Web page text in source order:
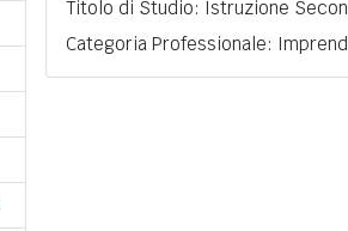
Titolo di Studio: Istruzione
Categoria Professionale: